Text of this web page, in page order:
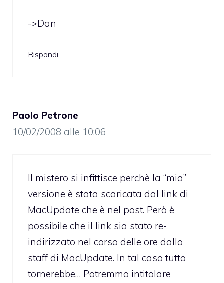
->Dan
Rispondi
Paolo Petrone
10/02/2008 alle 10:06
Il mistero si infittisce perchè la “mia”
versione è stata scaricata dal link di
MacUpdate che è nel post. Però è
possibile che il link sia stato re-
indirizzato nel corso delle ore dallo
staff di MacUpdate. In tal caso tutto
tornerebbe… Potremmo intitolare